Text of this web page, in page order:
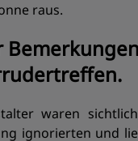
raus.
waren
ignorierten und